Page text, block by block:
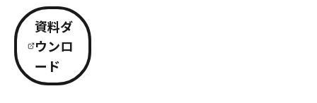
資料ダ
ウンロ
ード